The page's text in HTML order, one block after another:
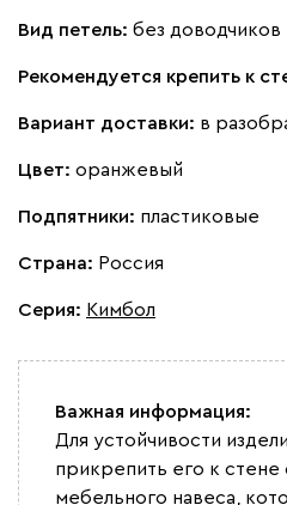
Вид петель: без доводчиков
Рекомендуется крепить к
Вариант доставки: в
Цвет: оранжевый
Подпятники: пластиковые
Страна: Россия
Серия: Кимбол
Важная информация:
Для устойчивости
прикрепить его к
мебельного навеса,